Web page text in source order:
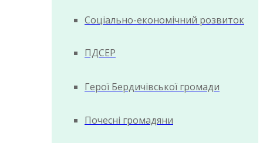
Соціально-економічний розвиток
ПДСЕР
Герої Бердичівської громади
Почесні громадяни